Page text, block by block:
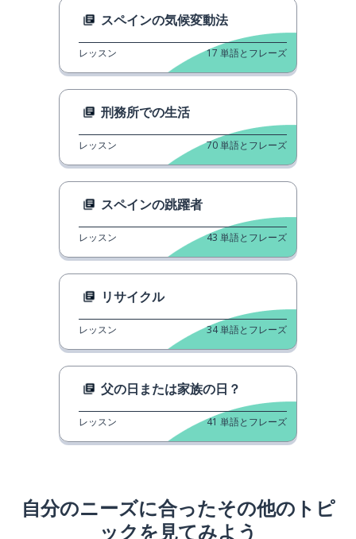
スペインの気候変動法
レッスン 17 単語とフレーズ
刑務所での生活
レッスン 70単語とフレーズ
スペインの跳躍者
レッスン 43 単語とフレーズ
リサイクル
レッスン 34単語とフレーズ
父の日または家族の日？
レッスン 41 単語とフレーズ
自分のニーズに合ったその他のトピ
ックを見てみよう